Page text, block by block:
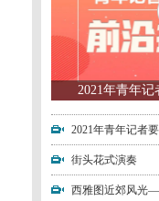
2021年青年
2021年青年记者
街头花式演奏
西雅图近郊风光